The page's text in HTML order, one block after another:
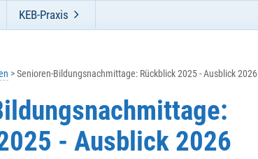
KEB-Praxis
Senioren-Bildungsnachmittage: Rückblick 2025 - Ausblick 2026
- Ausblick 2026